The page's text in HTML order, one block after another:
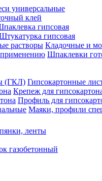
универсальные
клей
гипсовая
гипсовая
Кладочные и
Шпаклевки
Гипсокартонные
Крепеж для
Профиль для
Маяки, профили
ленты
газобетонный